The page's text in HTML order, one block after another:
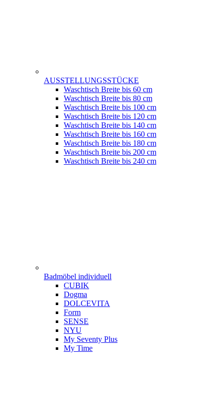
AUSSTELLUNGSSTÜCKE
Waschtisch Breite bis 60 cm
Waschtisch Breite bis 80 cm
Waschtisch Breite bis 100 cm
Waschtisch Breite bis 120 cm
Waschtisch Breite bis 140 cm
Waschtisch Breite bis 160 cm
Waschtisch Breite bis 180 cm
Waschtisch Breite bis 200 cm
Waschtisch Breite bis 240 cm
Badmöbel individuell
CUBIK
Dogma
DOLCEVITA
Form
SENSE
NYU
My Seventy Plus
My Time